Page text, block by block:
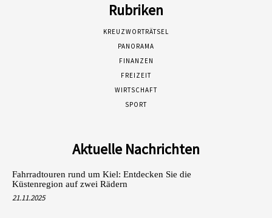
Rubriken
KREUZWORTRÄTSEL
PANORAMA
FINANZEN
FREIZEIT
WIRTSCHAFT
SPORT
Aktuelle Nachrichten
Fahrradtouren rund um Kiel: Entdecken Sie die
Küstenregion auf zwei Rädern
21.11.2025